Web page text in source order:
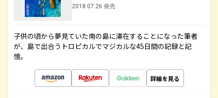
2018.07.26 発売
子供の頃から夢見ていた南の島に滞在することになった筆者
が、島で出合うトロピカルでマジカルな45日間の記録と記
憶。
詳細を見る